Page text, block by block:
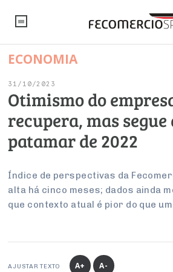
NOTÍCIAS
Editorial
Artigos
Institucional
PROJETOS ESPECIAIS:
UM BRASIL
Economia
Pesquisas
Brasil
Internacional
Inteligência Artificial
Legislação
Trabalho
Empresas
Negócios
Varejo
ESG
Últimas Notícias
SINDICATOS
PESQUISAS
FALE CONOSCO
INSTITUCIONAL
Sobre
Negociações Coletivas
Conselho de Turismo
Conselho de Emprego e Relações do
EMPRESAS
ECONOMIA
31/10/2023
Otimismo do
recupera, mas
patamar de 2022
Índice de perspectivas da
alta há cinco meses; dados ainda
que contexto atual é pior do que
AJUSTAR TEXTO A+ A-